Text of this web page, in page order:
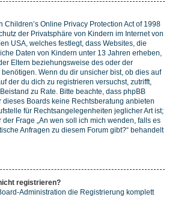
Children’s Online Privacy Protection Act of 1998
der Privatsphäre von Kindern im Internet von
USA, welches festlegt, dass Websites, die
Daten von Kindern unter 13 Jahren erheben,
Eltern beziehungsweise des oder der
Wenn du dir unsicher bist, ob dies auf
der du dich zu registrieren versuchst, zutrifft,
zu Rate. Bitte beachte, dass phpBB
dieses Boards keine Rechtsberatung anbieten
für Rechtsangelegenheiten jeglicher Art ist;
Frage „An wen soll ich mich wenden, falls es
Anfragen zu diesem Forum gibt?“ behandelt
registrieren?
Administration die Registrierung komplett